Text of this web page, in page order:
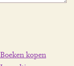
Boeken kopen